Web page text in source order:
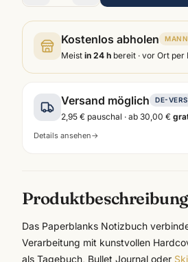
Kostenlos abholen
Meist in 24 h bereit · vor Ort
Versand möglich DE-
2,95 € pauschal · ab 30,00 €
Details ansehen→
Produktbeschreibung
Das Paperblanks Notizbuch
Verarbeitung mit kunstvollen
als Tagebuch, Bullet Journal oder